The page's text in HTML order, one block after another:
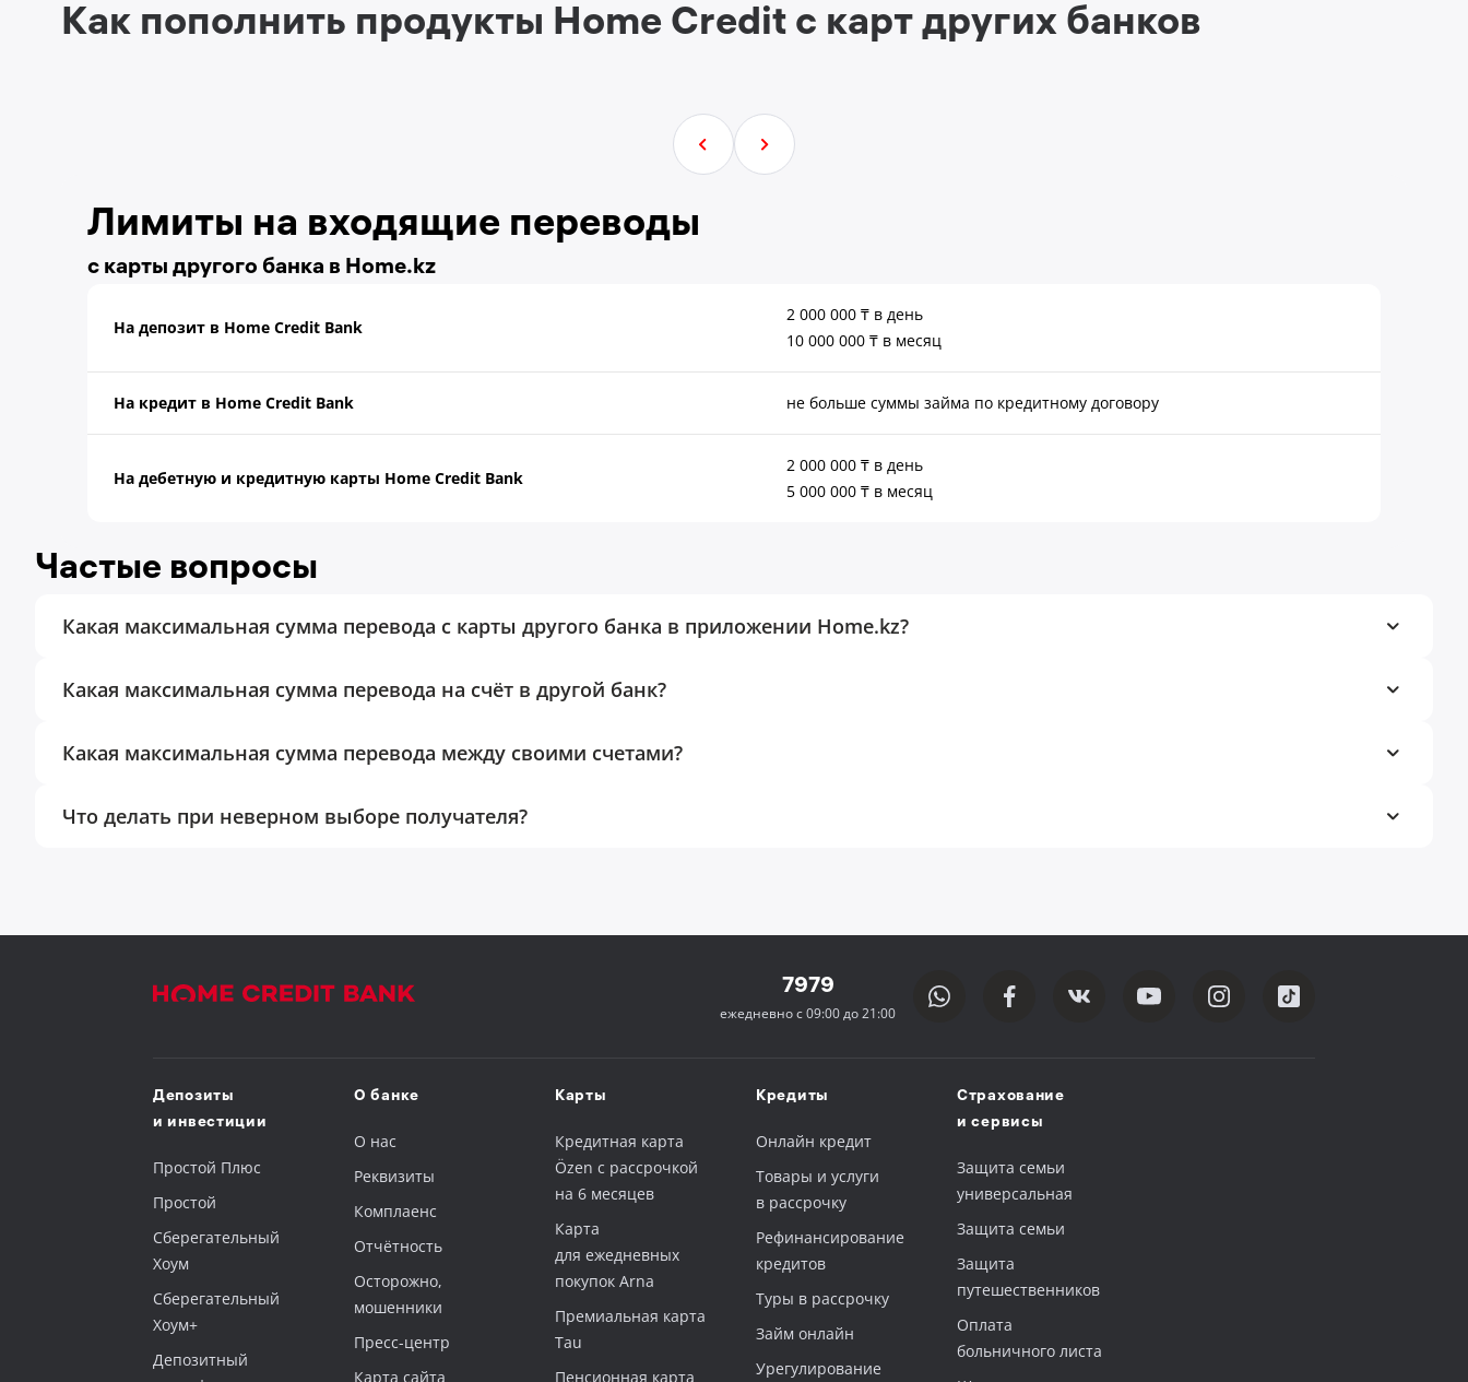
Как пополнить продукты Home Credit с карт других банков
Лимиты на входящие переводы
с карты другого банка в Home.kz
На депозит в Home Credit Bank
2 000 000 ₸ в день
10 000 000 ₸ в месяц
На кредит в Home Credit Bank не больше суммы займа по кредитному договору
На дебетную и кредитную карты Home Credit Bank
2 000 000 ₸ в день
5 000 000 ₸ в месяц
Частые вопросы
Какая максимальная сумма перевода с карты другого банка в приложении Home.kz?
Какая максимальная сумма перевода на счёт в другой банк?
Какая максимальная сумма перевода между своими счетами?
Что делать при неверном выборе получателя?
7979
ежедневно с 09:00 до 21:00
Депозиты
и инвестиции
Простой Плюс
Простой
Сберегательный
Хоум
‎Сберегательный
Хоум+
Депозитный
О банке
О нас
Реквизиты
Комплаенс
Отчётность
Осторожно,
мошенники
Пресс-центр
Карта сайта
Карты
Кредитная карта
Özen с рассрочкой
на 6 месяцев
Карта
для ежедневных
покупок Arna
Премиальная карта
Tau
Пенсионная карта
Кредиты
Онлайн кредит
Товары и услуги
в рассрочку
Рефинансирование
кредитов
Туры в рассрочку
Займ онлайн
Урегулирование
Страхование
и сервисы
Защита семьи
универсальная
Защита семьи
Защита
путешественников
Оплата
больничного листа